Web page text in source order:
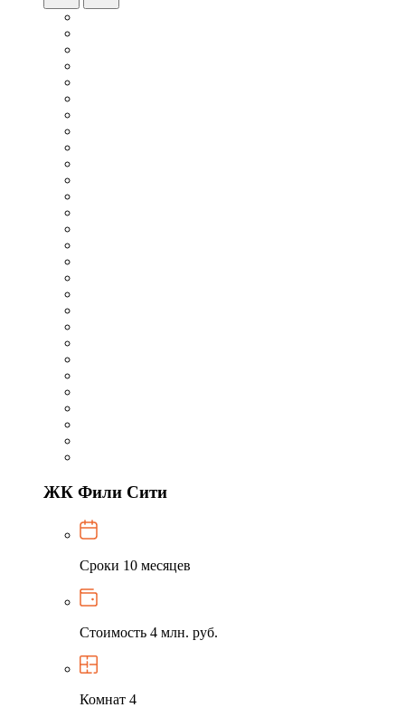
ЖК Фили Сити
Сроки 10 месяцев
Стоимость 4 млн. руб.
Комнат 4